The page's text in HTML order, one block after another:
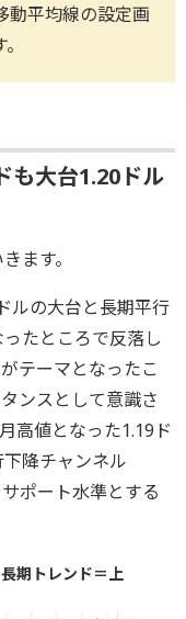
動平均線の設定画
も大台1.20ドル
ます。
ルの大台と長期平行
たところで反落し
テーマとなったこ
ンスとして意識さ
高値となった1.19ド
降チャンネル
ポート水準とする
期トレンド＝上